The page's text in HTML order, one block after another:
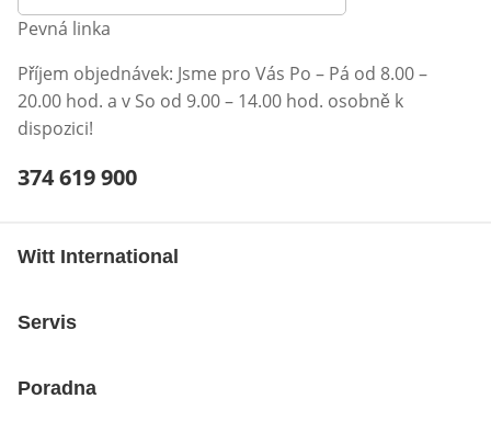
Pevná linka
Příjem objednávek: Jsme pro Vás Po – Pá od 8.00 –
20.00 hod. a v So od 9.00 – 14.00 hod. osobně k
dispozici!
Telefonní číslo:
374 619 900
Witt International
Servis
Poradna